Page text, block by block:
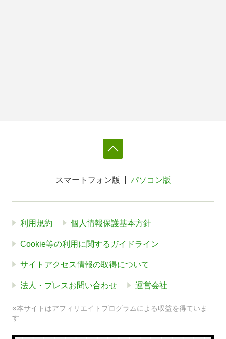
スマートフォン版 パソコン版
利用規約 個人情報保護基本方針
Cookie等の利用に関するガイドライン
サイトアクセス情報の取得について
法人・プレスお問い合わせ 運営会社
※本サイトはアフィリエイトプログラムによる収益を得ていま
す